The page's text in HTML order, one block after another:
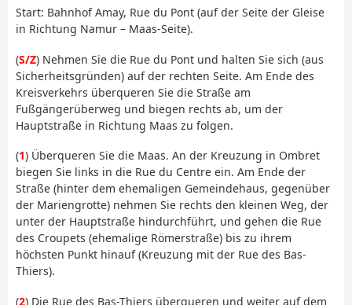
Start: Bahnhof Amay, Rue du Pont (auf der Seite der Gleise
in Richtung Namur – Maas-Seite).
(S/Z) Nehmen Sie die Rue du Pont und halten Sie sich (aus
Sicherheitsgründen) auf der rechten Seite. Am Ende des
Kreisverkehrs überqueren Sie die Straße am
Fußgängerüberweg und biegen rechts ab, um der
Hauptstraße in Richtung Maas zu folgen.
(1) Überqueren Sie die Maas. An der Kreuzung in Ombret
biegen Sie links in die Rue du Centre ein. Am Ende der
Straße (hinter dem ehemaligen Gemeindehaus, gegenüber
der Mariengrotte) nehmen Sie rechts den kleinen Weg, der
unter der Hauptstraße hindurchführt, und gehen die Rue
des Croupets (ehemalige Römerstraße) bis zu ihrem
höchsten Punkt hinauf (Kreuzung mit der Rue des Bas-
Thiers).
(2) Die Rue des Bas-Thiers überqueren und weiter auf dem